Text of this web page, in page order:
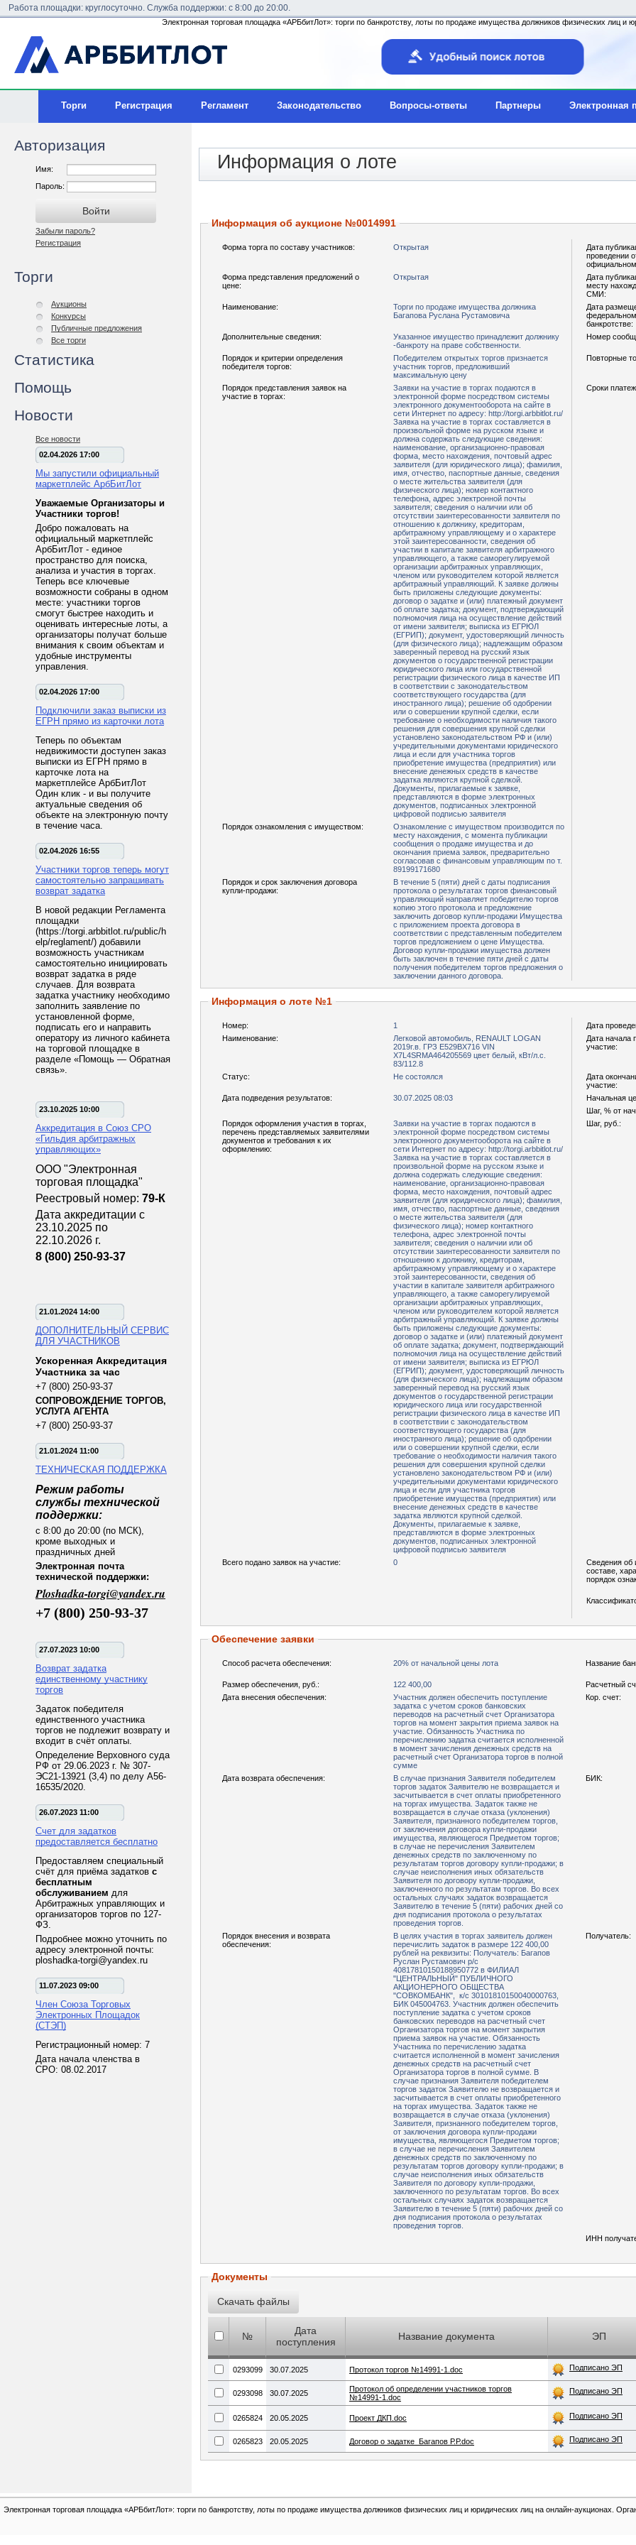
Работа площадки: круглосуточно. Служба поддержки: с 8:00 до 20:00.
Электронная торговая площадка «АРБбитЛот»: торги по банкротству, лоты по продаже имущества должников физических лиц и
Торги Регистрация Регламент Законодательство Вопросы-ответы Партнеры Электронная
Авторизация
Имя:
Пароль:
Забыли пароль?
Регистрация
Торги
Аукционы
Конкурсы
Публичные предложения
Все торги
Статистика
Помощь
Новости
Все новости
02.04.2026 17:00
Мы запустили официальный
маркетплейс АрбБитЛот
Уважаемые Организаторы и
Участники торгов!
Добро пожаловать на
официальный маркетплейс
АрбБитЛот - единое
пространство для поиска,
анализа и участия в торгах.
Теперь все ключевые
возможности собраны в одном
месте: участники торгов
смогут быстрее находить и
оценивать интересные лоты, а
организаторы получат больше
внимания к своим объектам и
удобные инструменты
управления.
02.04.2026 17:00
Подключили заказ выписки из
ЕГРН прямо из карточки лота
Теперь по объектам
недвижимости доступен заказ
выписки из ЕГРН прямо в
карточке лота на
маркетплейсе АрбБитЛот
Один клик - и вы получите
актуальные сведения об
объекте на электронную почту
в течение часа.
02.04.2026 16:55
Участники торгов теперь могут
самостоятельно запрашивать
возврат задатка
В новой редакции Регламента
площадки
(https://torgi.arbbitlot.ru/public/h
elp/reglament/) добавили
возможность участникам
самостоятельно инициировать
возврат задатка в ряде
случаев. Для возврата
задатка участнику необходимо
заполнить заявление по
установленной форме,
подписать его и направить
оператору из личного кабинета
на торговой площадке в
разделе «Помощь — Обратная
связь».
23.10.2025 10:00
Аккредитация в Союз СРО
«Гильдия арбитражных
управляющих»
ООО "Электронная
торговая площадка"
Реестровый номер: 79-К
Дата аккредитации с
23.10.2025 по
22.10.2026 г.
8 (800) 250-93-37
21.01.2024 14:00
ДОПОЛНИТЕЛЬНЫЙ СЕРВИС
ДЛЯ УЧАСТНИКОВ
Ускоренная Аккредитация
Участника за час
+7 (800) 250-93-37
СОПРОВОЖДЕНИЕ ТОРГОВ,
УСЛУГА АГЕНТА
+7 (800) 250-93-37
21.01.2024 11:00
ТЕХНИЧЕСКАЯ ПОДДЕРЖКА
Режим работы
службы технической
поддержки:
с 8:00 до 20:00 (по МСК),
кроме выходных и
праздничных дней
Электронная почта
технической поддержки:
Ploshadka-torgi@yandex.ru
+7 (800) 250-93-37
27.07.2023 10:00
Возврат задатка
единственному участнику
торгов
Задаток победителя
единственного участника
торгов не подлежит возврату и
входит в счёт оплаты.
Определение Верховного суда
РФ от 29.06.2023 г. № 307-
ЭС21-13921 (3,4) по делу А56-
16535/2020.
26.07.2023 11:00
Счет для задатков
предоставляется бесплатно
Предоставляем специальный
счёт для приёма задатков с
бесплатным
обслуживанием для
Арбитражных управляющих и
организаторов торгов по 127-
ФЗ.
Подробнее можно уточнить по
адресу электронной почты:
ploshadka-torgi@yandex.ru
11.07.2023 09:00
Член Союза Торговых
Электронных Площадок
(СТЭП)
Регистрационный номер: 7
Дата начала членства в
СРО: 08.02.2017
Информация о лоте
Информация об аукционе №0014991
Форма торга по составу участников: Открытая
Дата
проведении
Форма представления предложений о
цене:
Открытая
Дата
месту
СМИ:
Наименование:
Торги по продаже имущества должника
Багапова Руслана Рустамовича
Дата
банкротстве:
Дополнительные сведения:
Указанное имущество принадлежит должнику
-банкроту на праве собственности.
Номер
Порядок и критерии определения
победителя торгов:
Победителем открытых торгов признается
участник торгов, предложивший
максимальную цену
Повторные
Порядок представления заявок на
участие в торгах:
Заявки на участие в торгах подаются в
электронной форме посредством системы
электронного документооборота на сайте в
сети Интернет по адресу: http://torgi.arbbitlot.ru/
Заявка на участие в торгах составляется в
произвольной форме на русском языке и
должна содержать следующие сведения:
наименование, организационно-правовая
форма, место нахождения, почтовый адрес
заявителя (для юридического лица); фамилия,
имя, отчество, паспортные данные, сведения
о месте жительства заявителя (для
физического лица); номер контактного
телефона, адрес электронной почты
заявителя; сведения о наличии или об
отсутствии заинтересованности заявителя по
отношению к должнику, кредиторам,
арбитражному управляющему и о характере
этой заинтересованности, сведения об
участии в капитале заявителя арбитражного
управляющего, а также саморегулируемой
организации арбитражных управляющих,
членом или руководителем которой является
арбитражный управляющий. К заявке должны
быть приложены следующие документы:
договор о задатке и (или) платежный документ
об оплате задатка; документ, подтверждающий
полномочия лица на осуществление действий
от имени заявителя; выписка из ЕГРЮЛ
(ЕГРИП); документ, удостоверяющий личность
(для физического лица); надлежащим образом
заверенный перевод на русский язык
документов о государственной регистрации
юридического лица или государственной
регистрации физического лица в качестве ИП
в соответствии с законодательством
соответствующего государства (для
иностранного лица); решение об одобрении
или о совершении крупной сделки, если
требование о необходимости наличия такого
решения для совершения крупной сделки
установлено законодательством РФ и (или)
учредительными документами юридического
лица и если для участника торгов
приобретение имущества (предприятия) или
внесение денежных средств в качестве
задатка являются крупной сделкой.
Документы, прилагаемые к заявке,
представляются в форме электронных
документов, подписанных электронной
цифровой подписью заявителя
Сроки
Порядок ознакомления с имуществом:
Ознакомление с имуществом производится по
месту нахождения, с момента публикации
сообщения о продаже имущества и до
окончания приема заявок, предварительно
согласовав с финансовым управляющим по т.
89199171680
Порядок и срок заключения договора
купли-продажи:
В течение 5 (пяти) дней с даты подписания
протокола о результатах торгов финансовый
управляющий направляет победителю торгов
копию этого протокола и предложение
заключить договор купли-продажи Имущества
с приложением проекта договора в
соответствии с представленным победителем
торгов предложением о цене Имущества.
Договор купли-продажи имущества должен
быть заключен в течение пяти дней с даты
получения победителем торгов предложения о
заключении данного договора.
Информация о лоте №1
Номер: 1 Дата
Наименование:
Легковой автомобиль, RENAULT LOGAN
2019г.в. ГРЗ Е529ВХ716 VIN
X7L4SRMA464205569 цвет белый, кВт/л.с.
83/112.8
Дата начала
участие:
Статус: Не состоялся
Дата
участие:
Дата подведения результатов: 30.07.2025 08:03 Начальная
Шаг, % от
Порядок оформления участия в торгах,
перечень представляемых заявителями
документов и требования к их
оформлению:
Заявки на участие в торгах подаются в
электронной форме посредством системы
электронного документооборота на сайте в
сети Интернет по адресу: http://torgi.arbbitlot.ru/
Заявка на участие в торгах составляется в
произвольной форме на русском языке и
должна содержать следующие сведения:
наименование, организационно-правовая
форма, место нахождения, почтовый адрес
заявителя (для юридического лица); фамилия,
имя, отчество, паспортные данные, сведения
о месте жительства заявителя (для
физического лица); номер контактного
телефона, адрес электронной почты
заявителя; сведения о наличии или об
отсутствии заинтересованности заявителя по
отношению к должнику, кредиторам,
арбитражному управляющему и о характере
этой заинтересованности, сведения об
участии в капитале заявителя арбитражного
управляющего, а также саморегулируемой
организации арбитражных управляющих,
членом или руководителем которой является
арбитражный управляющий. К заявке должны
быть приложены следующие документы:
договор о задатке и (или) платежный документ
об оплате задатка; документ, подтверждающий
полномочия лица на осуществление действий
от имени заявителя; выписка из ЕГРЮЛ
(ЕГРИП); документ, удостоверяющий личность
(для физического лица); надлежащим образом
заверенный перевод на русский язык
документов о государственной регистрации
юридического лица или государственной
регистрации физического лица в качестве ИП
в соответствии с законодательством
соответствующего государства (для
иностранного лица); решение об одобрении
или о совершении крупной сделки, если
требование о необходимости наличия такого
решения для совершения крупной сделки
установлено законодательством РФ и (или)
учредительными документами юридического
лица и если для участника торгов
приобретение имущества (предприятия) или
внесение денежных средств в качестве
задатка являются крупной сделкой.
Документы, прилагаемые к заявке,
представляются в форме электронных
документов, подписанных электронной
цифровой подписью заявителя
Шаг, руб.:
Всего подано заявок на участие: 0
Сведения об
составе,
порядок
Обеспечение заявки
Способ расчета обеспечения: 20% от начальной цены лота Название
Размер обеспечения, руб.:
122 400,00 Расчетный
Дата внесения обеспечения:
Участник должен обеспечить поступление
задатка с учетом сроков банковских
переводов на расчетный счет Организатора
торгов на момент закрытия приема заявок на
участие. Обязанность Участника по
перечислению задатка считается исполненной
в момент зачисления денежных средств на
расчетный счет Организатора торгов в полной
сумме
Кор. счет:
Дата возврата обеспечения:
В случае признания Заявителя победителем
торгов задаток Заявителю не возвращается и
засчитывается в счет оплаты приобретенного
на торгах имущества. Задаток также не
возвращается в случае отказа (уклонения)
Заявителя, признанного победителем торгов,
от заключения договора купли-продажи
имущества, являющегося Предметом торгов;
в случае не перечисления Заявителем
денежных средств по заключенному по
результатам торгов договору купли-продажи; в
случае неисполнения иных обязательств
Заявителя по договору купли-продажи,
заключенного по результатам торгов. Во всех
остальных случаях задаток возвращается
Заявителю в течение 5 (пяти) рабочих дней со
дня подписания протокола о результатах
проведения торгов.
БИК:
Порядок внесения и возврата
обеспечения:
В целях участия в торгах заявитель должен
перечислить задаток в размере 122 400,00
рублей на реквизиты: Получатель: Багапов
Руслан Рустамович р/с
40817810150188950772 в ФИЛИАЛ
"ЦЕНТРАЛЬНЫЙ" ПУБЛИЧНОГО
АКЦИОНЕРНОГО ОБЩЕСТВА
"СОВКОМБАНК", к/с 30101810150040000763,
БИК 045004763. Участник должен обеспечить
поступление задатка с учетом сроков
банковских переводов на расчетный счет
Организатора торгов на момент закрытия
приема заявок на участие. Обязанность
Участника по перечислению задатка
считается исполненной в момент зачисления
денежных средств на расчетный счет
Организатора торгов в полной сумме. В
случае признания Заявителя победителем
торгов задаток Заявителю не возвращается и
засчитывается в счет оплаты приобретенного
на торгах имущества. Задаток также не
возвращается в случае отказа (уклонения)
Заявителя, признанного победителем торгов,
от заключения договора купли-продажи
имущества, являющегося Предметом торгов;
в случае не перечисления Заявителем
денежных средств по заключенному по
результатам торгов договору купли-продажи; в
случае неисполнения иных обязательств
Заявителя по договору купли-продажи,
заключенного по результатам торгов. Во всех
остальных случаях задаток возвращается
Заявителю в течение 5 (пяти) рабочих дней со
дня подписания протокола о результатах
проведения торгов.
Получатель:
ИНН
Документы
№
Дата
поступления
Название документа ЭП
0293099 30.07.2025 Протокол торгов №14991-1.doc Подписано ЭП
0293098 30.07.2025
Протокол об определении участников торгов
№14991-1.doc
Подписано ЭП
0265824 20.05.2025 Проект ДКП.doc Подписано ЭП
0265823 20.05.2025 Договор о задатке_Багапов Р.Р.doc Подписано ЭП
Электронная торговая площадка «АРБбитЛот»: торги по банкротству, лоты по продаже имущества должников физических лиц и юридических лиц на онлайн-аукционах.